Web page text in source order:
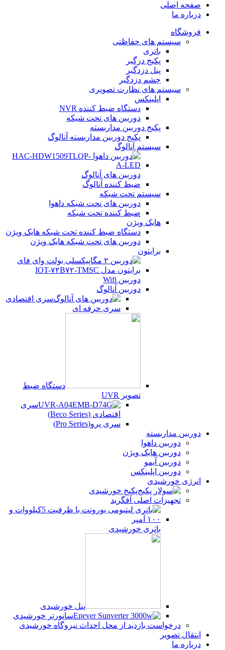
صفحه اصلی
درباره ما
فروشگاه
سیستم های حفاظتی
باتری
پکیج دزگیر
پنل دزدگیر
چشم دزدگیر
سیستم های نظارت تصویری
اپلینکس
دستگاه ضبط کننده NVR
دوربین های تحت شبکه
پکیج دوربین مداربسته
پکیج دوربین مداربسته آنالوگ
سیستم آنالوگ
دوربین های آنالوگ
ضبط کننده آنالوگ
سیستم تحت شبکه
دوربین های تحت شبکه داهوا
ضبط کننده تحت شبکه
هایک ویژن
دستگاه ضبط کننده تحت شبکه هایک ویژن
دوربین های تحت شبکه هایک ویژن
برایتون
دوربین Wifi
دوربین آنالوگ
سری اقتصادی
سری حرفه ای
دستگاه ضبط
تصویر UVR
سری
اقتصادی (Beco Series)
سری پرو(Pro Series)
دوربین مداربسته
دوربین داهوا
دوربین هایک ویژن
دوربین آیمو
دوربین اپلینکس
انرژی خورشیدی
پکیج خورشیدی
تجهیزات اصلی آفگرید
باتری خورشیدی
پنل خورشیدی
سانورتر خورشیدی
درخواست بازدید از محل احداث نیروگاه خورشیدی
انتقال تصویر
درباره ما